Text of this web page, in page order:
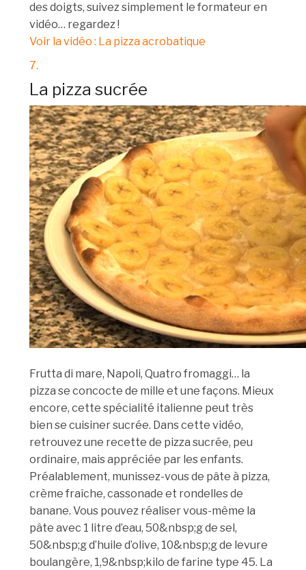
des doigts, suivez simplement le formateur en
vidéo… regardez !
Voir la vidéo : La pizza acrobatique
7.
La pizza sucrée
Frutta di mare, Napoli, Quatro fromaggi… la
pizza se concocte de mille et une façons. Mieux
encore, cette spécialité italienne peut très
bien se cuisiner sucrée. Dans cette vidéo,
retrouvez une recette de pizza sucrée, peu
ordinaire, mais appréciée par les enfants.
Préalablement, munissez-vous de pâte à pizza,
crème fraîche, cassonade et rondelles de
banane. Vous pouvez réaliser vous-même la
pâte avec 1 litre d’eau, 50&nbsp;g de sel,
50&nbsp;g d’huile d’olive, 10&nbsp;g de levure
boulangère, 1,9&nbsp;kilo de farine type 45. La